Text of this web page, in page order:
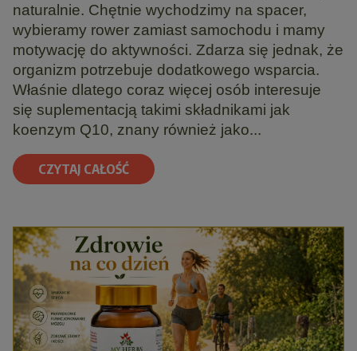
naturalnie. Chętnie wychodzimy na spacer,
wybieramy rower zamiast samochodu i mamy
motywację do aktywności. Zdarza się jednak, że
organizm potrzebuje dodatkowego wsparcia.
Właśnie dlatego coraz więcej osób interesuje
się suplementacją takimi składnikami jak
koenzym Q10, znany również jako...
CZYTAJ CAŁOŚĆ